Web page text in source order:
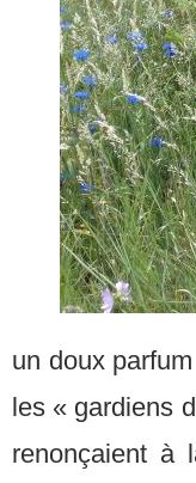
un doux
les « gardiens
renonçaient à